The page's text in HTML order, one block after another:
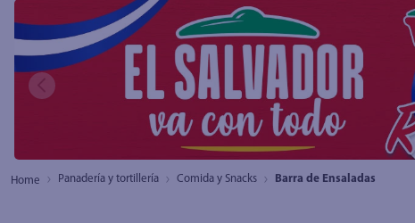
Panadería y tortillería Comida y Snacks Barra de Ensaladas
5.
pañales
7.
samsung
8.
shampoo
9.
papel higiénico